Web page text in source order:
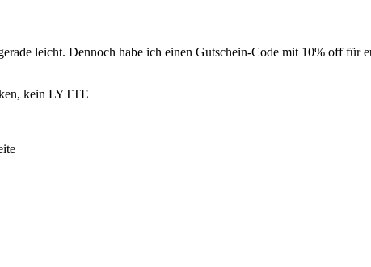
leicht. Dennoch habe ich einen Gutschein-Code mit 10% off für
kein LYTTE